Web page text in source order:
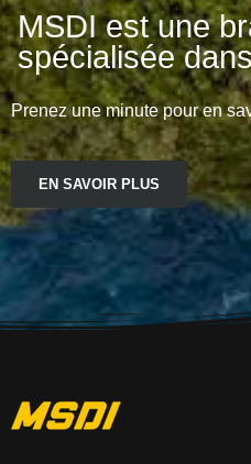
MSDI est une
spécialisée
Prenez une minute pour en
EN SAVOIR PLUS